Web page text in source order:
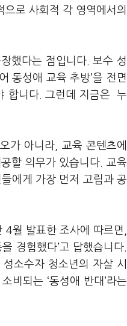
로 사회적 각 영역에서의
했다는 점입니다. 보수 성
동성애 교육 추방’을 전면
합니다. 그런데 지금은 누
가 아니라, 교육 콘텐츠에
할 의무가 있습니다. 교육
에게 가장 먼저 고립과 공
월 발표한 조사에 따르면,
경험했다’고 답했습니다.
소수자 청소년의 자살 시
비되는 ‘동성애 반대’라는